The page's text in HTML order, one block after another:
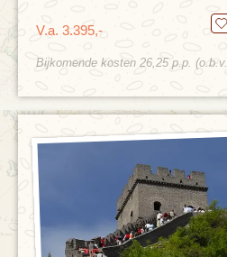
V.a. 3.395,-
Bijkomende kosten 26,25 p.p.